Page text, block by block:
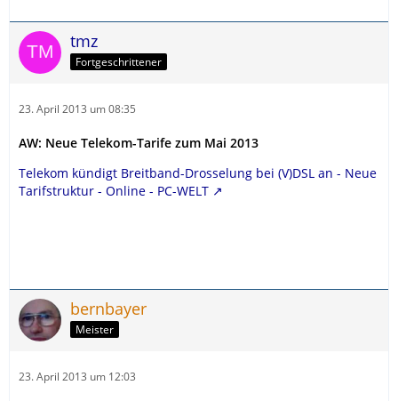
tmz
Fortgeschrittener
23. April 2013 um 08:35
AW: Neue Telekom-Tarife zum Mai 2013
Telekom kündigt Breitband-Drosselung bei (V)DSL an - Neue
Tarifstruktur - Online - PC-WELT
bernbayer
Meister
23. April 2013 um 12:03